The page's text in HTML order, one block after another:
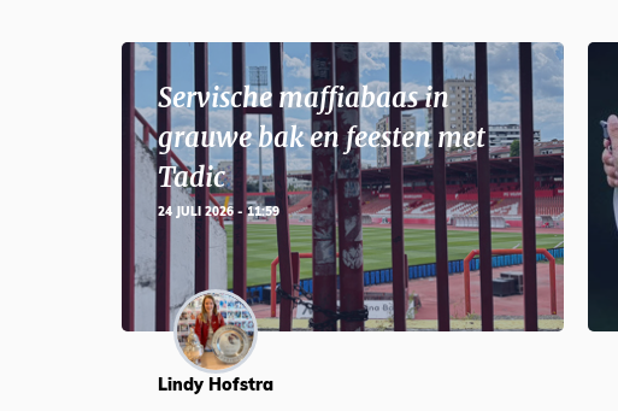
Servische maffiabaas in
grauwe bak en feesten met
Tadic
24 JULI 2026 - 11:59
Lindy Hofstra